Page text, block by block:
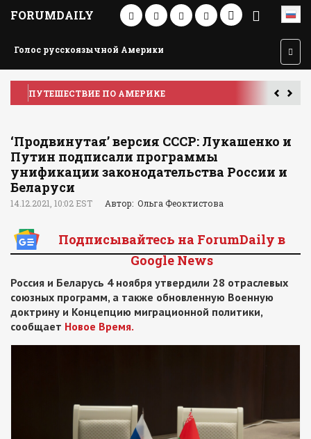
FORUMDAILY
Голос русскоязычной Америки
ПУТЕШЕСТВИЕ ПО АМЕРИКЕ
‘Продвинутая’ версия СССР: Лукашенко и
Путин подписали программы
унификации законодательства России и
Беларуси
14.12.2021, 10:02 EST Автор: Ольга Феоктистова
Подписывайтесь на ForumDaily в
Google News
Россия и Беларусь 4 ноября утвердили 28 отраслевых
союзных программ, а также обновленную Военную
доктрину и Концепцию миграционной политики,
сообщает Новое Время.